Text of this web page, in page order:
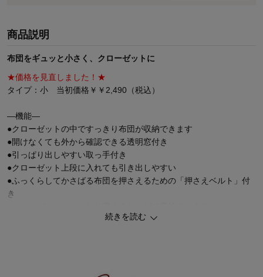
商品説明
布団をギュッと小さく、クローゼットに
★価格を見直しました！★
タイプ：小 当初価格￥￥2,490（税込）
―機能―
●クローゼットの中ですっきり布団が収納できます
●開けなくても外から確認できる透明窓付き
●引っぱり出しやすい取っ手付き
●クローゼット上段に入れても引き出しやすい
●ふっくらしてかさばる布団を押さえるための「押さえベルト」付
き
●ダブルファスナーで、左右どちらからでも開閉可能
続きを読む